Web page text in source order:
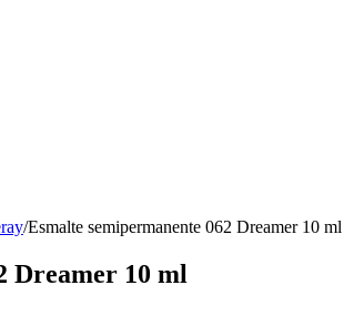
/Esmalte semipermanente 062 Dreamer 10 ml
Dreamer 10 ml